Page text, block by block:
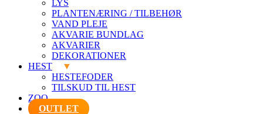
LYS
PLANTENÆRING / TILBEHØR
VAND PLEJE
AKVARIE BUNDLAG
AKVARIER
DEKORATIONER
HEST
HESTEFODER
TILSKUD TIL HEST
ZOO
OUTLET